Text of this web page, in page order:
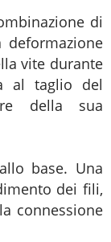
di
vite durante
al taglio del
della sua
base. Una
dei fili,
connessione